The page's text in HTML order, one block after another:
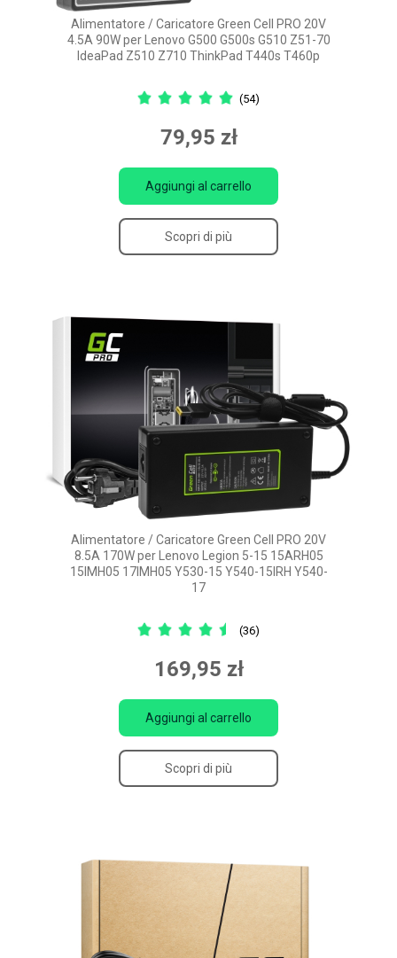
Alimentatore / Caricatore Green Cell PRO 20V
4.5A 90W per Lenovo G500 G500s G510 Z51-70
IdeaPad Z510 Z710 ThinkPad T440s T460p
(54)
79,95 zł
Aggiungi al carrello
Scopri di più
Alimentatore / Caricatore Green Cell PRO 20V
8.5A 170W per Lenovo Legion 5-15 15ARH05
15IMH05 17IMH05 Y530-15 Y540-15IRH Y540-
17
(36)
169,95 zł
Aggiungi al carrello
Scopri di più